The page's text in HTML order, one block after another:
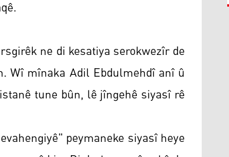
ne di kesatiya serokwezîr de
Wî mînaka Adil Ebdulmehdî anî û
tune bûn, lê jîngehê siyasî rê
peymaneke siyasî heye